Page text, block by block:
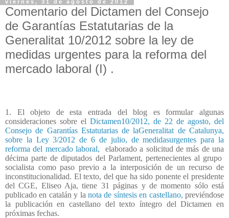
viernes, 31 de agosto de 2012
Comentario del Dictamen del Consejo
de Garantías Estatutarias de la
Generalitat 10/2012 sobre la ley de
medidas urgentes para la reforma del
mercado laboral (I) .
1. El objeto de esta entrada del blog es formular algunas
consideraciones sobre el Dictamen10/2012, de 22 de agosto, del
Consejo de Garantías Estatutarias de laGeneralitat de Catalunya,
sobre la Ley 3/2012 de 6 de julio, de medidasurgentes para la
reforma del mercado laboral,
elaborado a solicitud de más de una
décima parte de diputados del Parlament, pertenecientes al grupo
socialista como paso previo a la interposición de un recurso de
inconstitucionalidad. El texto, del que ha sido ponente el presidente
del CGE, Eliseo Aja, tiene 31 páginas y de momento sólo está
publicado en catalán y la nota de síntesis en castellano, previéndose
la publicación en castellano del texto íntegro del Dictamen en
próximas fechas.